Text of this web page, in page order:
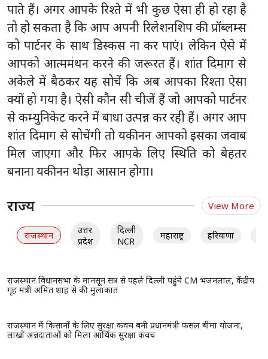
पाते हैं। अगर आपके रिश्ते में भी कुछ ऐसा ही हो रहा है
तो हो सकता है कि आप अपनी रिलेशनशिप की प्रॉब्लम्स
को पार्टनर के साथ डिस्कस ना कर पाएं। लेकिन ऐसे में
आपको आत्ममंथन करने की जरूरत हैं। शांत दिमाग से
अकेले में बैठकर यह सोचें कि अब आपका रिश्ता ऐसा
क्यों हो गया है। ऐसी कौन सी चीजें हैं जो आपको पार्टनर
से कम्युनिकेट करने में बाधा उत्पन्न कर रही हैं। अगर आप
शांत दिमाग से सोचेंगी तो यकीनन आपको इसका जवाब
मिल जाएगा और फिर आपके लिए स्थिति को बेहतर
बनाना यकीनन थोड़ा आसान होगा।
राज्य View More
राजस्थान
उत्तर
प्रदेश
दिल्ली
NCR
महाराष्ट्र हरियाणा